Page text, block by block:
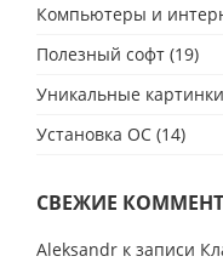
Компьютеры и
Полезный софт (19)
Уникальные картинки
Установка ОС (14)
СВЕЖИЕ
Aleksandr к записи